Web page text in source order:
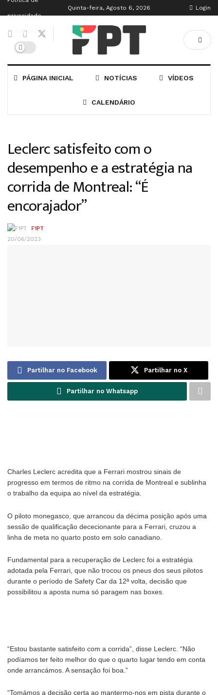
privacidade
Contactos
Quinta-feira, Agosto 6, 2026 Login
PÁGINA INICIAL NOTÍCIAS VÍDEOS
CALENDÁRIO
Leclerc satisfeito com o
desempenho e a estratégia na
corrida de Montreal: “É
encorajador”
F1PT
20/06/2023
Partilhar no Facebook Partilhar no X
Partilhar no Whatsapp
Charles Leclerc acredita que a Ferrari mostrou sinais de
progresso em termos de ritmo na corrida de Montreal e sublinha
o trabalho da equipa ao nível da estratégia.
O piloto monegasco, que arrancou da décima posição após uma
sessão de qualificação dececionante para a Ferrari, cruzou a
linha de meta no quarto posto em solo canadiano.
Fundamental para a recuperação de Leclerc foi a estratégia
adotada pela Ferrari, que não trocou os pneus dos seus pilotos
durante o período de Safety Car da 12ª volta, decisão que
possibilitou a aposta numa só paragem nas boxes.
“Estou bastante satisfeito com a corrida”, disse Leclerc. “Não
podíamos ter feito melhor do que o quarto lugar tendo em conta
onde arrancámos. A sensação foi boa.”
“Tomámos a decisão certa ao mantermo-nos em pista durante o